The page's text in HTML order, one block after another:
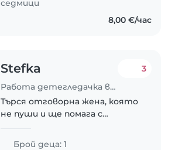
седмици
8,00 €/час
Stefka
Работа детегледачка в Пловдив
3
Търся отговорна жена, която
не пуши и ще помага с
задължения.
Брой деца: 1